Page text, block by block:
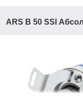
ARS B 50 SSI